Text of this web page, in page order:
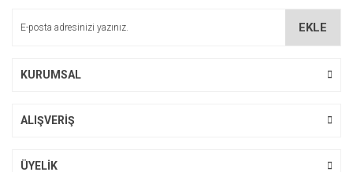
EKLE
KURUMSAL
ALIŞVERİŞ
ÜYELİK